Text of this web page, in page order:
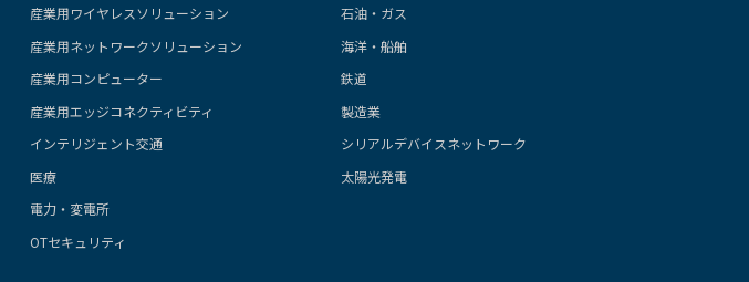
産業用ワイヤレスソリューション
産業用ネットワークソリューション
産業用コンピューター
産業用エッジコネクティビティ
インテリジェント交通
医療
電力・変電所
OTセキュリティ
石油・ガス
海洋・船舶
鉄道
製造業
シリアルデバイスネットワーク
太陽光発電